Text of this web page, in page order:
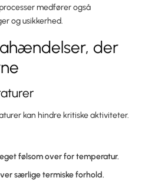
medfører også
og usikkerhed.
der
kan hindre kritiske aktiviteter.
følsom over for temperatur.
særlige termiske forhold.